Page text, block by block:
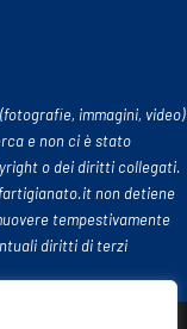
immagini, video)
e non ci è stato
o dei diritti collegati.
non detiene
tempestivamente
diritti di terzi